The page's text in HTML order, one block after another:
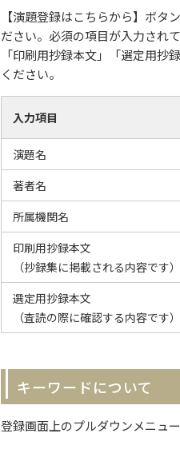
【演題登録はこちらから】ボタ
ださい。必須の項目が入力され
「印刷用抄録本文」「選定用
ください。
入力項目
演題名
著者名
所属機関名
印刷用抄録本文
（抄録集に掲載される内容です）
選定用抄録本文
（査読の際に確認する内容です）
キーワードについて
登録画面上のプルダウンメニュ